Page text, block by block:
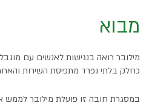
מבוא
מילובר רואה בנגישות לאנשים עם
כחלק בלתי נפרד מתפיסת השירות
במסגרת חובה זו פועלת מילובר לממש